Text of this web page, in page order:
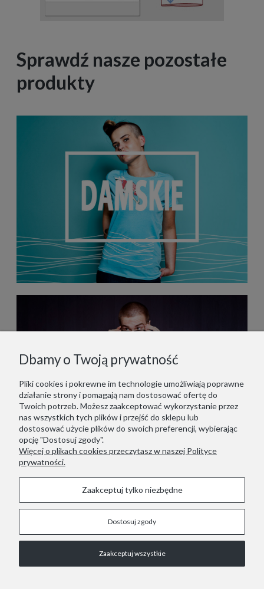
Sprawdź nasze pozostałe
produkty
STOPKA
COPYRIGHT © 2021 RED LIZARD.
Dbamy o Twoją prywatność
Pliki cookies i pokrewne im technologie umożliwiają poprawne
działanie strony i pomagają nam dostosować ofertę do
Twoich potrzeb. Możesz zaakceptować wykorzystanie przez
nas wszystkich tych plików i przejść do sklepu lub
dostosować użycie plików do swoich preferencji, wybierając
opcję "Dostosuj zgody".
Więcej o plikach cookies przeczytasz w naszej Polityce
prywatności.
Zaakceptuj tylko niezbędne
Dostosuj zgody
Zaakceptuj wszystkie